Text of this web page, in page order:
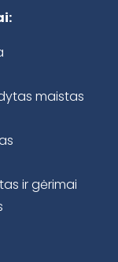
maistas
ir gėrimai